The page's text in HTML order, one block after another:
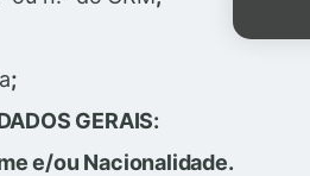
;
GERAIS:
e/ou Nacionalidade.